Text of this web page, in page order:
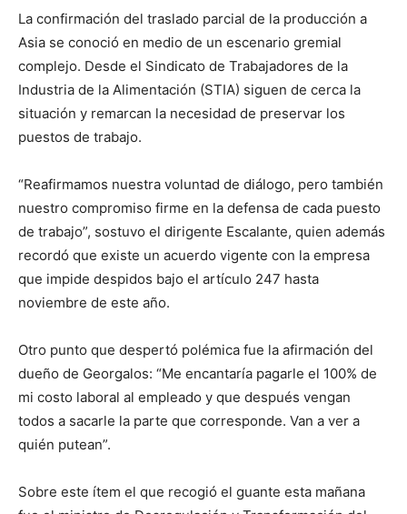
La confirmación del traslado parcial de la producción a
Asia se conoció en medio de un escenario gremial
complejo. Desde el Sindicato de Trabajadores de la
Industria de la Alimentación (STIA) siguen de cerca la
situación y remarcan la necesidad de preservar los
puestos de trabajo.
“Reafirmamos nuestra voluntad de diálogo, pero también
nuestro compromiso firme en la defensa de cada puesto
de trabajo”, sostuvo el dirigente Escalante, quien además
recordó que existe un acuerdo vigente con la empresa
que impide despidos bajo el artículo 247 hasta
noviembre de este año.
Otro punto que despertó polémica fue la afirmación del
dueño de Georgalos: “Me encantaría pagarle el 100% de
mi costo laboral al empleado y que después vengan
todos a sacarle la parte que corresponde. Van a ver a
quién putean”.
Sobre este ítem el que recogió el guante esta mañana